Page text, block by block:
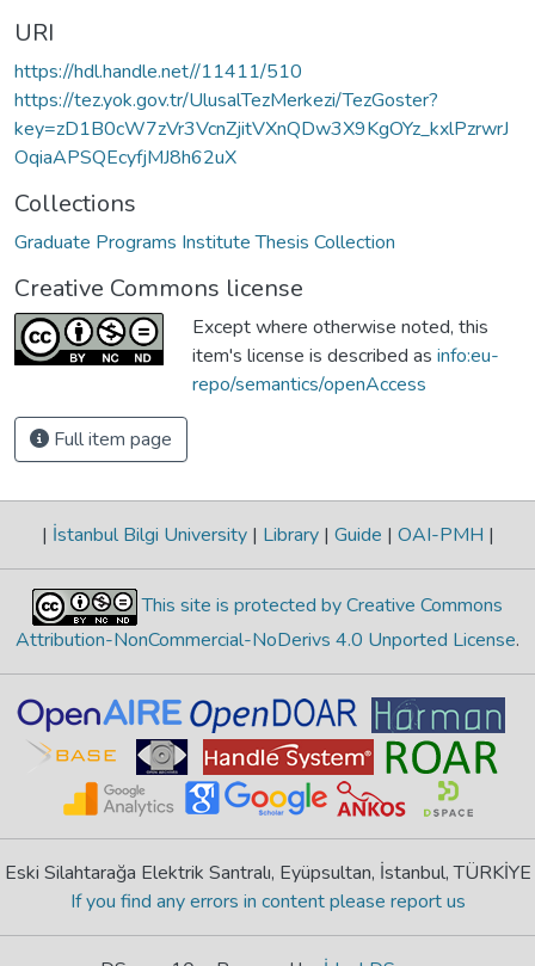
URI
https://hdl.handle.net//11411/510
https://tez.yok.gov.tr/UlusalTezMerkezi/TezGoster?
key=zD1B0cW7zVr3VcnZjitVXnQDw3X9KgOYz_kxlPzrwrJ
OqiaAPSQEcyfjMJ8h62uX
Collections
Graduate Programs Institute Thesis Collection
Creative Commons license
Except where otherwise noted, this
item's license is described as info:eu-
repo/semantics/openAccess
Full item page
| İstanbul Bilgi University | Library | Guide | OAI-PMH |
This site is protected by Creative Commons
Attribution-NonCommercial-NoDerivs 4.0 Unported License.
Eski Silahtarağa Elektrik Santralı, Eyüpsultan, İstanbul, TÜRKİYE
If you find any errors in content please report us